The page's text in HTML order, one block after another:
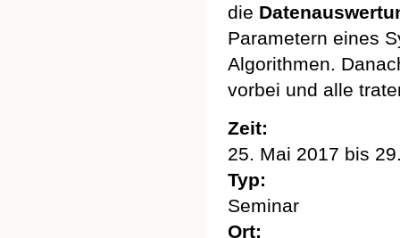
die
Parametern eines
Algorithmen.
vorbei und alle
Zeit:
25. Mai 2017 bis
Typ:
Seminar
Ort: